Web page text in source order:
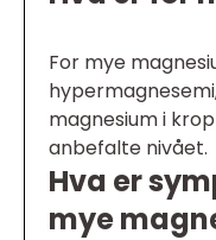
For mye
magnesium i
anbefalte nivået.
Hva er
mye